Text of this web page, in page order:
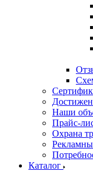
Наши
Прайс-
Охрана
Каталог